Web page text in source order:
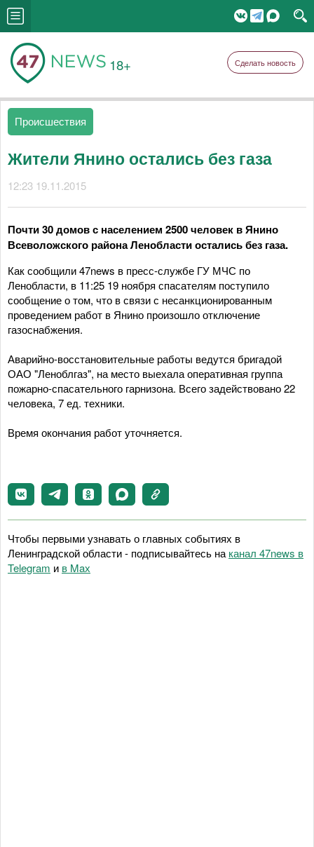
18+ Сделать новость
Происшествия
Жители Янино остались без газа
12:23 19.11.2015
Почти 30 домов с населением 2500 человек в Янино
Всеволожского района Ленобласти остались без газа.
Как сообщили 47news в пресс-службе ГУ МЧС по
Ленобласти, в 11:25 19 ноября спасателям поступило
сообщение о том, что в связи с несанкционированным
проведением работ в Янино произошло отключение
газоснабжения.
Аварийно-восстановительные работы ведутся бригадой
ОАО "Леноблгаз", на место выехала оперативная группа
пожарно-спасательного гарнизона. Всего задействовано 22
человека, 7 ед. техники.
Время окончания работ уточняется.
Чтобы первыми узнавать о главных событиях в
Ленинградской области - подписывайтесь на канал 47news в
Telegram и в Maх